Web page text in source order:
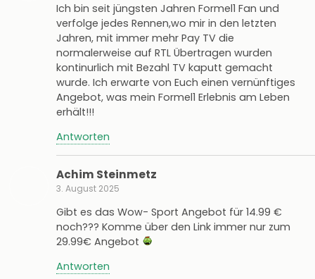
Ich bin seit jüngsten Jahren Formel1 Fan und
verfolge jedes Rennen,wo mir in den letzten
Jahren, mit immer mehr Pay TV die
normalerweise auf RTL Übertragen wurden
kontinurlich mit Bezahl TV kaputt gemacht
wurde. Ich erwarte von Euch einen vernünftiges
Angebot, was mein Formel1 Erlebnis am Leben
erhält!!!
Antworten
Achim Steinmetz
3. August 2025
Gibt es das Wow- Sport Angebot für 14.99 €
noch??? Komme über den Link immer nur zum
29.99€ Angebot
Antworten